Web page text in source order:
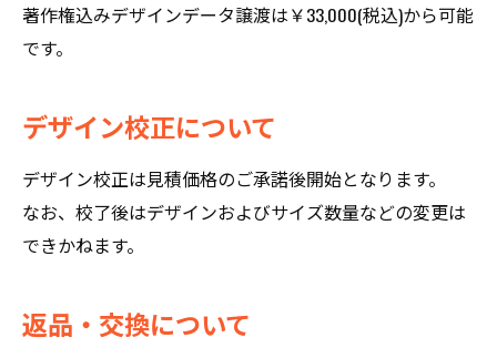
著作権込みデザインデータ譲渡は￥33,000(税込)から可能
です。
デザイン校正について
デザイン校正は見積価格のご承諾後開始となります。
なお、校了後はデザインおよびサイズ数量などの変更は
できかねます。
返品・交換について